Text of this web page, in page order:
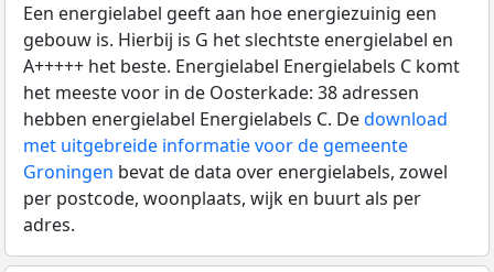
Een energielabel geeft aan hoe energiezuinig een
gebouw is. Hierbij is G het slechtste energielabel en
A+++++ het beste. Energielabel Energielabels C komt
het meeste voor in de Oosterkade: 38 adressen
hebben energielabel Energielabels C. Dedownload
met uitgebreide informatie voor de gemeente
Groningen bevat de data over energielabels, zowel
per postcode, woonplaats, wijk en buurt als per
adres.